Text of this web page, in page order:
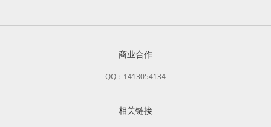
商业合作
QQ：1413054134
相关链接